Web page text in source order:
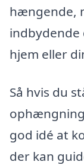
hængende,
hjem eller
Så hvis du
god idé at
der kan